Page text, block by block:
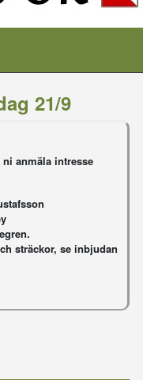
21/9
ni anmäla intresse
sträckor, se inbjudan